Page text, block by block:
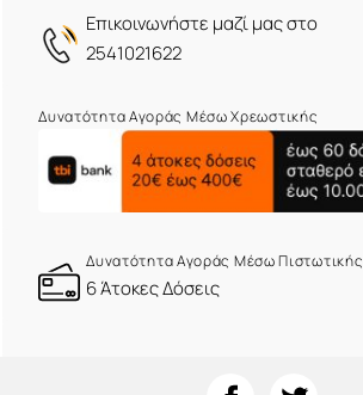
Eπικοινωνήστε μαζί μας στο
2541021622
Δυνατότητα Αγοράς Μέσω Χρεωστικής
Δυνατότητα Αγοράς Μέσω Πιστωτικής
6 Άτοκες Δόσεις